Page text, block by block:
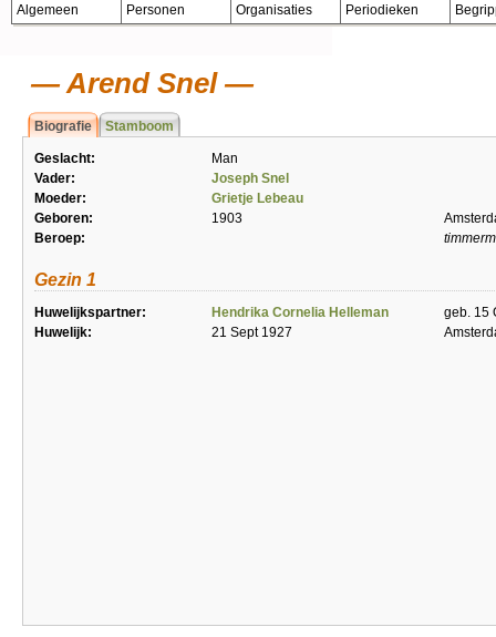
Algemeen Personen Organisaties Periodieken
Arend Snel
Biografie Stamboom
Geslacht:
Man
Vader:
Joseph Snel
Moeder:
Grietje Lebeau
Geboren:
1903
Beroep:
Gezin 1
Huwelijkspartner: Hendrika Cornelia Helleman
geb. 15
Huwelijk:
21 Sept 1927